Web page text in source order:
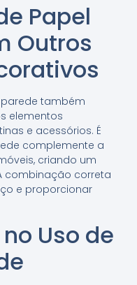
Papel
Outros
também
elementos
e acessórios. É
complemente a
criando um
combinação correta
e proporcionar
Uso de